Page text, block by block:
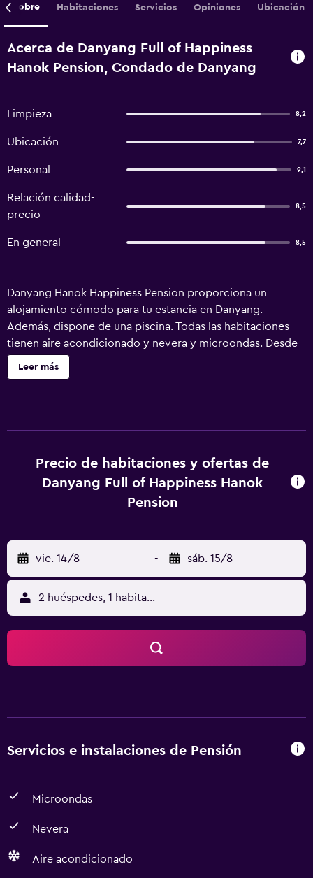
Sobre Habitaciones Servicios Opiniones Ubicación
Acerca de Danyang Full of Happiness
Hanok Pension, Condado de Danyang
Limpieza 8,2
Ubicación 7,7
Personal 9,1
Relación calidad-
precio
8,5
En general 8,5
Danyang Hanok Happiness Pension proporciona un
alojamiento cómodo para tu estancia en Danyang.
Además, dispone de una piscina. Todas las habitaciones
tienen aire acondicionado y nevera y microondas. Desde
la propiedad se puede acceder fácilmente a Gosu Cave.
Leer más
Precio de habitaciones y ofertas de
Danyang Full of Happiness Hanok
Pension
vie. 14/8 - sáb. 15/8
2 huéspedes, 1 habitación
Servicios e instalaciones de Pensión
Microondas
Nevera
Aire acondicionado